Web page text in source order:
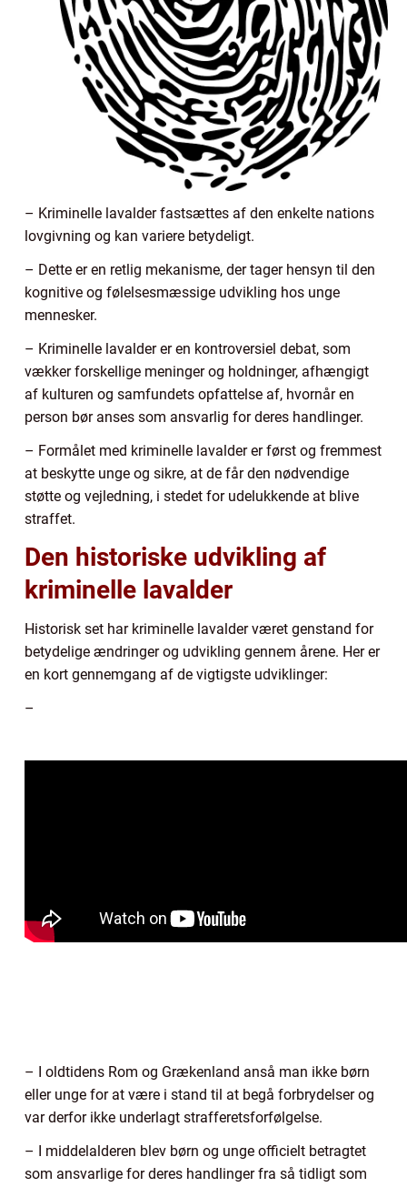
– Kriminelle lavalder fastsættes af den enkelte nations
lovgivning og kan variere betydeligt.
– Dette er en retlig mekanisme, der tager hensyn til den
kognitive og følelsesmæssige udvikling hos unge
mennesker.
– Kriminelle lavalder er en kontroversiel debat, som
vækker forskellige meninger og holdninger, afhængigt
af kulturen og samfundets opfattelse af, hvornår en
person bør anses som ansvarlig for deres handlinger.
– Formålet med kriminelle lavalder er først og fremmest
at beskytte unge og sikre, at de får den nødvendige
støtte og vejledning, i stedet for udelukkende at blive
straffet.
Den historiske udvikling af
kriminelle lavalder
Historisk set har kriminelle lavalder været genstand for
betydelige ændringer og udvikling gennem årene. Her er
en kort gennemgang af de vigtigste udviklinger:
–
– I oldtidens Rom og Grækenland anså man ikke børn
eller unge for at være i stand til at begå forbrydelser og
var derfor ikke underlagt strafferetsforfølgelse.
– I middelalderen blev børn og unge officielt betragtet
som ansvarlige for deres handlinger fra så tidligt som